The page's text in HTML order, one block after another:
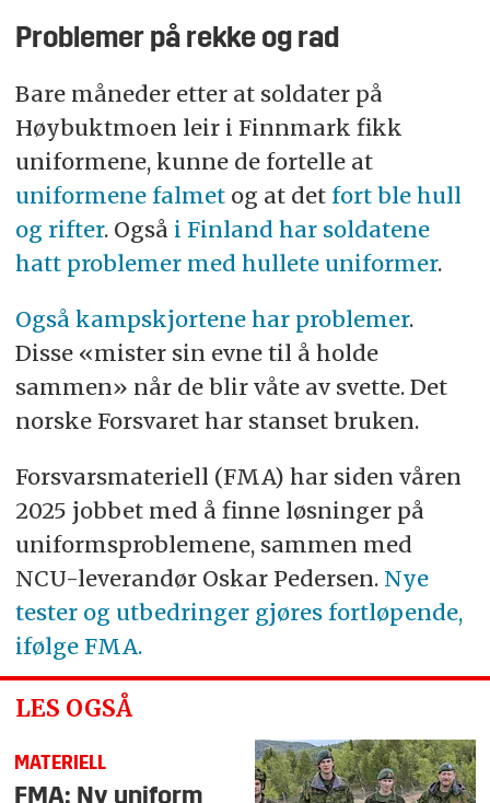
Problemer på rekke og rad
Bare måneder etter at soldater på
Høybuktmoen leir i Finnmark fikk
uniformene, kunne de fortelle at
uniformene falmetog at det fort ble hull
og rifter. Også i Finland har soldatene
hatt problemer med hullete uniformer.
Også kampskjortene har problemer.
Disse «mister sin evne til å holde
sammen» når de blir våte av svette. Det
norske Forsvaret har stanset bruken.
Forsvarsmateriell (FMA) har siden våren
2025 jobbet med å finne løsninger på
uniformsproblemene, sammen med
NCU-leverandør Oskar Pedersen. Nye
tester og utbedringer gjøres fortløpende,
ifølge FMA.
LES OGSÅ
MATERIELL
FMA: Ny uniform